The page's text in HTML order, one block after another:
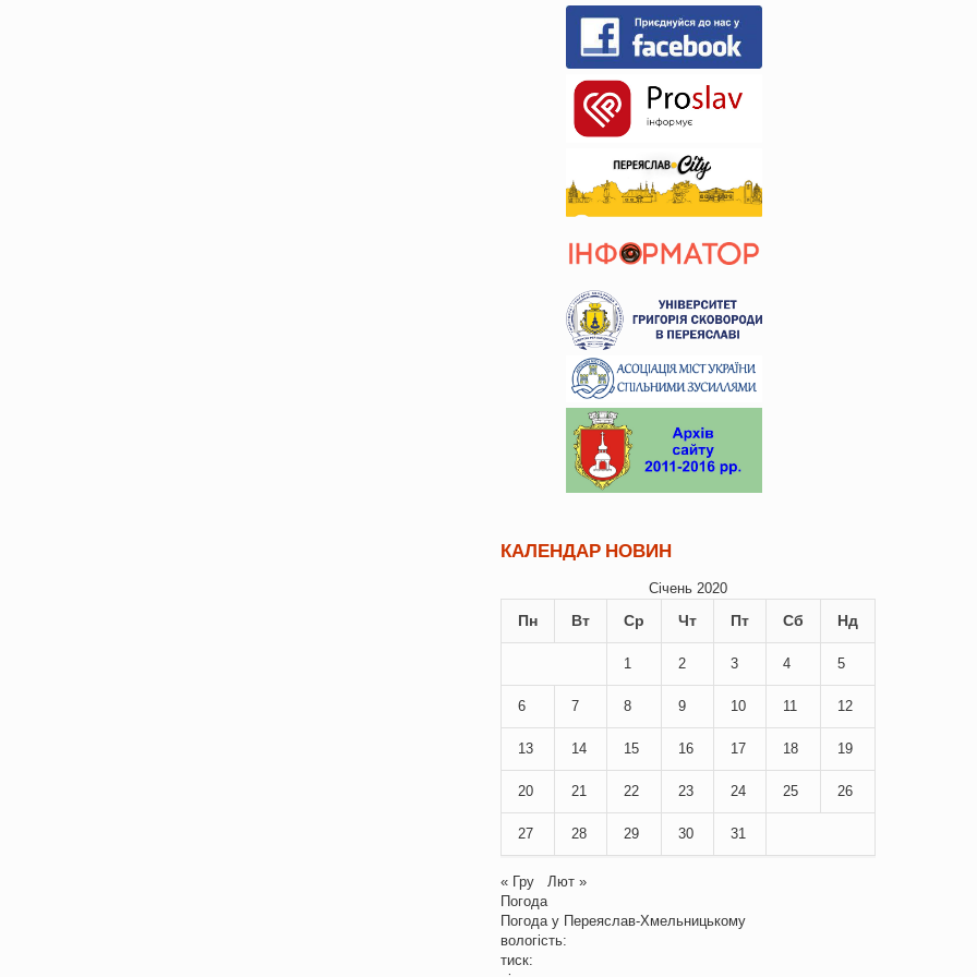
КАЛЕНДАР НОВИН
Січень 2020
Пн Вт Ср Чт Пт Сб Нд
1 2 3 4 5
6 7 8 9 10 11 12
13 14 15 16 17 18 19
20 21 22 23 24 25 26
27 28 29 30 31
« Гру
Лют »
Погода
Погода у Переяслав-Хмельницькому
вологість:
тиск: